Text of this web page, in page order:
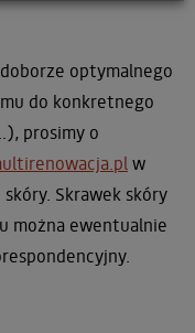
optymalnego
do konkretnego
prosimy o
w
Skrawek skóry
można ewentualnie